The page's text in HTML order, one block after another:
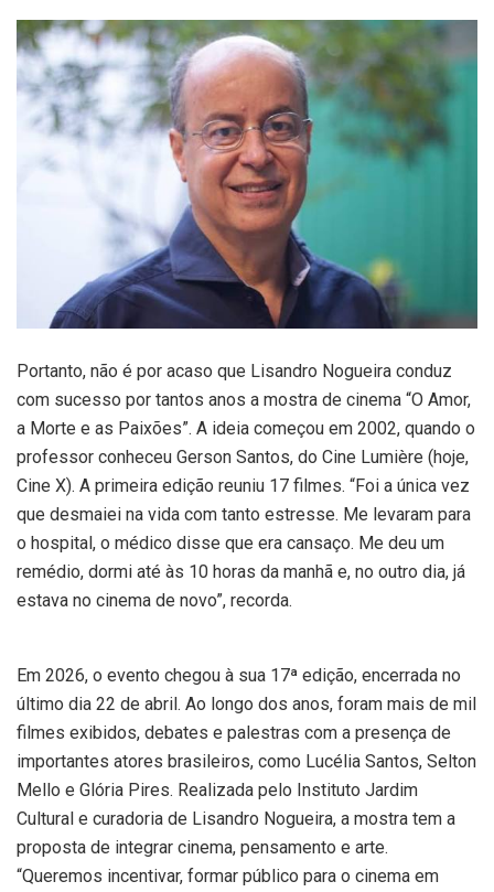
Portanto, não é por acaso que Lisandro Nogueira conduz
com sucesso por tantos anos a mostra de cinema “O Amor,
a Morte e as Paixões”. A ideia começou em 2002, quando o
professor conheceu Gerson Santos, do Cine Lumière (hoje,
Cine X). A primeira edição reuniu 17 filmes. “Foi a única vez
que desmaiei na vida com tanto estresse. Me levaram para
o hospital, o médico disse que era cansaço. Me deu um
remédio, dormi até às 10 horas da manhã e, no outro dia, já
estava no cinema de novo”, recorda.
Em 2026, o evento chegou à sua 17ª edição, encerrada no
último dia 22 de abril. Ao longo dos anos, foram mais de mil
filmes exibidos, debates e palestras com a presença de
importantes atores brasileiros, como Lucélia Santos, Selton
Mello e Glória Pires. Realizada pelo Instituto Jardim
Cultural e curadoria de Lisandro Nogueira, a mostra tem a
proposta de integrar cinema, pensamento e arte.
“Queremos incentivar, formar público para o cinema em